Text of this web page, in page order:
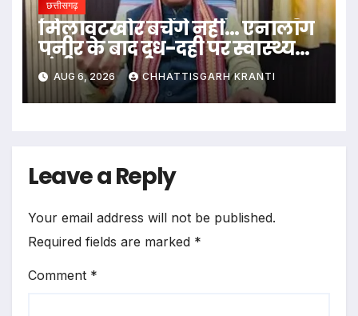
छत्तीसगढ़
मिलावटखोर बचेंगे नहीं… एनालॉग
पनीर के बाद दूध-दही पर स्वास्थ्य
मंत्री का बड़ा बयान
AUG 6, 2026 CHHATTISGARH KRANTI
Leave a Reply
Your email address will not be published.
Required fields are marked *
Comment *